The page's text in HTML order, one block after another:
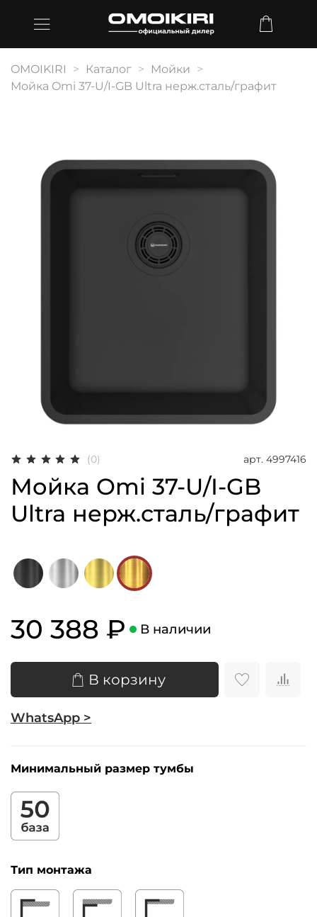
OMOIKIRI Каталог
Мойки
Мойка Omi 37-U/I-GB Ultra нерж.сталь/графит
(0) арт. 4997416
Мойка Omi 37-U/I-GB
Ultra нерж.сталь/графит
30 388 ₽ В наличии
В корзину
WhatsApp >
Минимальный размер тумбы
Тип монтажа